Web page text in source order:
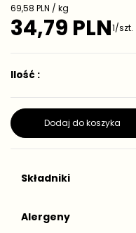
C
e
n
j
d
o
t
k
69,58 PLN / kg
C
n
a
r
e
u
a
34,79 PLN1/szt.
Ilość :
Dodaj do koszyka
Składniki
Alergeny